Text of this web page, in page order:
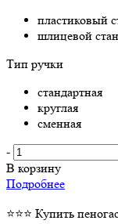
пластиковый
шлицевой
Тип ручки
стандартная
круглая
сменная
-
В корзину
Подробнее
⭐⭐⭐ Купить